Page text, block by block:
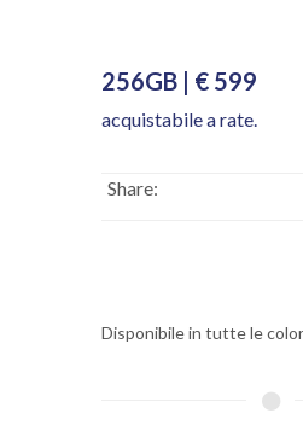
256GB | € 599
acquistabile a rate.
Share:
Disponibile in tutte le